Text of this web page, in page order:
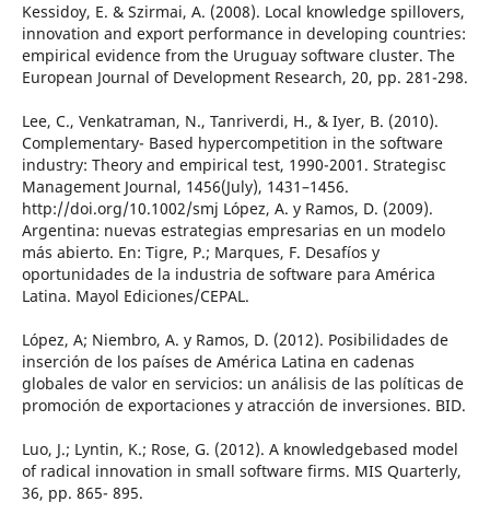
Kessidoy, E. & Szirmai, A. (2008). Local knowledge spillovers,
innovation and export performance in developing countries:
empirical evidence from the Uruguay software cluster. The
European Journal of Development Research, 20, pp. 281-298.
Lee, C., Venkatraman, N., Tanriverdi, H., & Iyer, B. (2010).
Complementary- Based hypercompetition in the software
industry: Theory and empirical test, 1990-2001. Strategisc
Management Journal, 1456(July), 1431–1456.
http://doi.org/10.1002/smj López, A. y Ramos, D. (2009).
Argentina: nuevas estrategias empresarias en un modelo
más abierto. En: Tigre, P.; Marques, F. Desafíos y
oportunidades de la industria de software para América
Latina. Mayol Ediciones/CEPAL.
López, A; Niembro, A. y Ramos, D. (2012). Posibilidades de
inserción de los países de América Latina en cadenas
globales de valor en servicios: un análisis de las políticas de
promoción de exportaciones y atracción de inversiones. BID.
Luo, J.; Lyntin, K.; Rose, G. (2012). A knowledgebased model
of radical innovation in small software firms. MIS Quarterly,
36, pp. 865- 895.